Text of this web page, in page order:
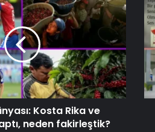
Kosta Rika ve
neden fakirleştik?